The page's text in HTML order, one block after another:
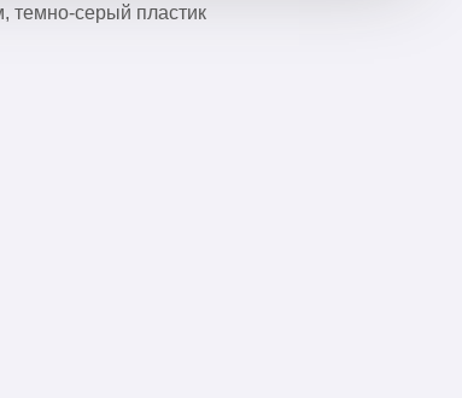
темно-серый пластик